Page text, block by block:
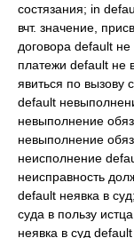
состязания; in
вчт. значение,
договора default не
платежи default не
явиться по вызову
default
невыполнение
невыполнение
неисполнение
неисправность
default неявка в
суда в пользу
неявка в суд